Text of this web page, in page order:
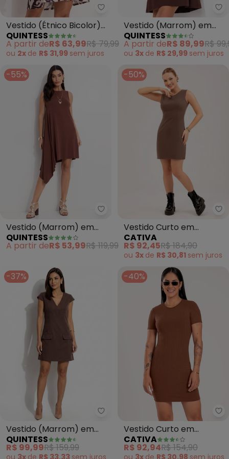
Quintess - Vestido (Étnico
Vestido (Étnico Bicolor)
em Malha Fria
QUINTESS
A partir deR$ 63,99R$ 79,99
ou 2x de R$ 31,99 sem juros
Vestido (Marrom) em
Moletinho
QUINTESS
A partir deR$ 89,99R$
ou 3x de R$ 29,99 sem juros
-55%
Quintess - Vestido (Marrom)
Vestido (Marrom) em
Malha de Viscose
QUINTESS
A partir deR$ 53,99R$ 119,99
-50%
Vestido Curto em
Moletom (Marrom
Escuro)
CATIVA
R$ 92,45R$ 184,90
ou 3x de R$ 30,81 sem juros
-37%
Quintess - Vestido (Marrom)
Vestido (Marrom) em
Malha Suede
QUINTESS
R$ 99,99R$ 159,99
-40%
Vestido Curto em
Canelado (Marrom
Escuro)
CATIVA
R$ 92,94R$ 154,90